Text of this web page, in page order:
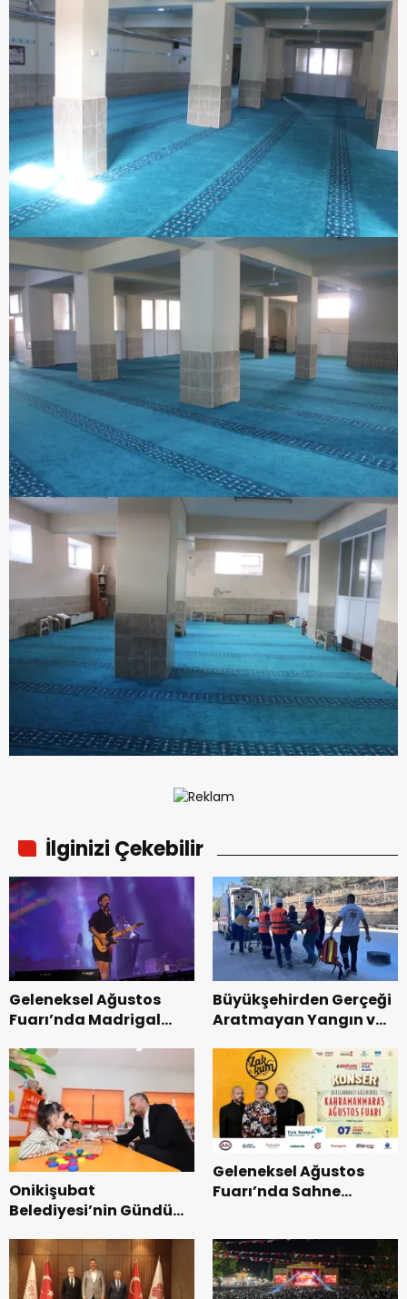
İlginizi Çekebilir
Geleneksel Ağustos
Fuarı’nda Madrigal
Büyükşehirden Gerçeği
Aratmayan Yangın ve
Onikişubat
Belediyesi’nin Gündüz
dönemin ön kayıtları
başladı.
Geleneksel Ağustos
Fuarı’nda Sahne